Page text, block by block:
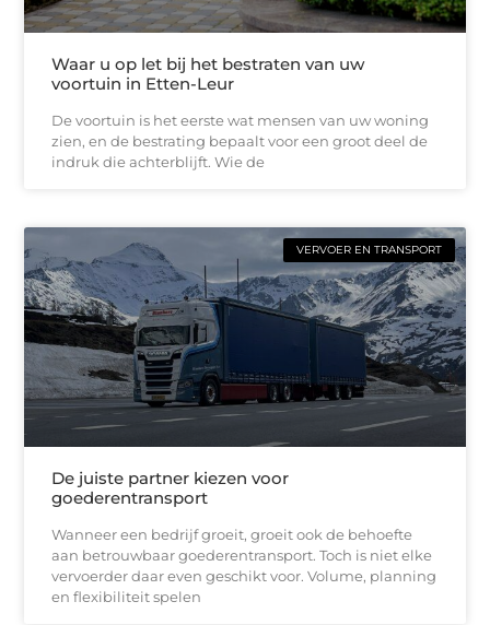
Waar u op let bij het bestraten van uw
voortuin in Etten-Leur
De voortuin is het eerste wat mensen van uw woning
zien, en de bestrating bepaalt voor een groot deel de
indruk die achterblijft. Wie de
VERVOER EN TRANSPORT
De juiste partner kiezen voor
goederentransport
Wanneer een bedrijf groeit, groeit ook de behoefte
aan betrouwbaar goederentransport. Toch is niet elke
vervoerder daar even geschikt voor. Volume, planning
en flexibiliteit spelen